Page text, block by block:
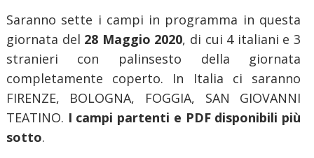
Saranno sette i campi in programma in questa
giornata del 28 Maggio 2020, di cui 4 italiani e 3
stranieri con palinsesto della giornata
completamente coperto. In Italia ci saranno
FIRENZE, BOLOGNA, FOGGIA, SAN GIOVANNI
TEATINO. I campi partenti e PDF disponibili più
sotto.